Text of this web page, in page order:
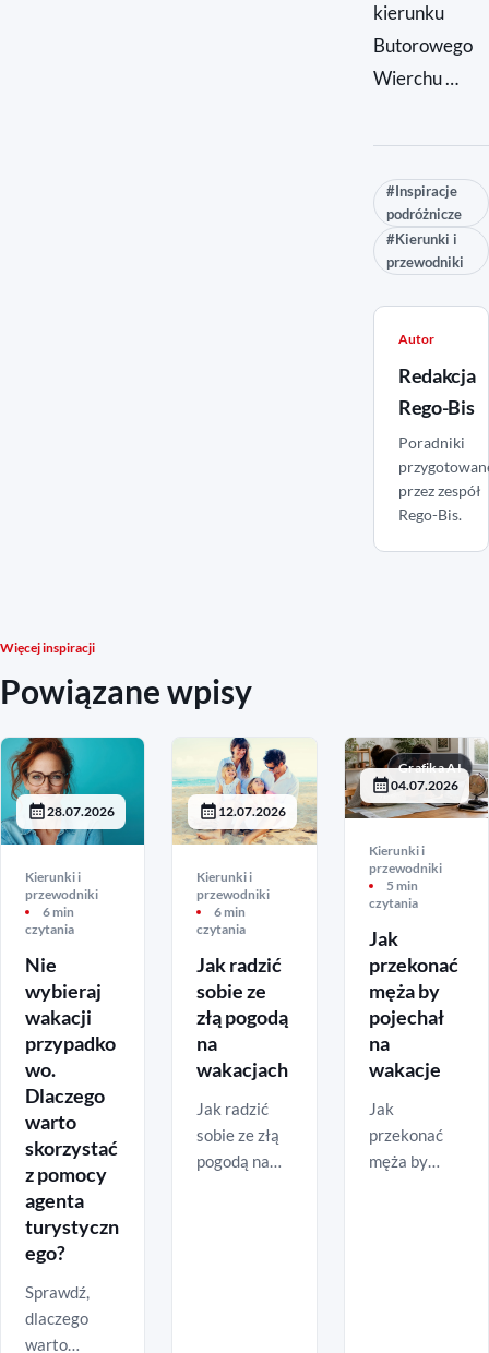
kierunku
Butorowego
Wierchu …
#Inspiracje
podróżnicze
#Kierunki i
przewodniki
Autor
Redakcja
Rego-Bis
Poradniki
przez zespół
Rego-Bis.
Więcej inspiracji
Powiązane wpisy
28.07.2026
Kierunki i
przewodniki
6 min
czytania
Nie
wybieraj
wakacji
przypadko
wo.
Dlaczego
warto
skorzystać
z pomocy
agenta
turystyczn
ego?
Sprawdź,
dlaczego
warto
12.07.2026
Kierunki i
przewodniki
6 min
czytania
Jak radzić
sobie ze
złą pogodą
na
wakacjach
Jak radzić
sobie ze złą
pogodą na
Grafika AI
04.07.2026
Kierunki i
przewodniki
5 min
czytania
Jak
przekonać
męża by
pojechał
na
wakacje
Jak
przekonać
męża by